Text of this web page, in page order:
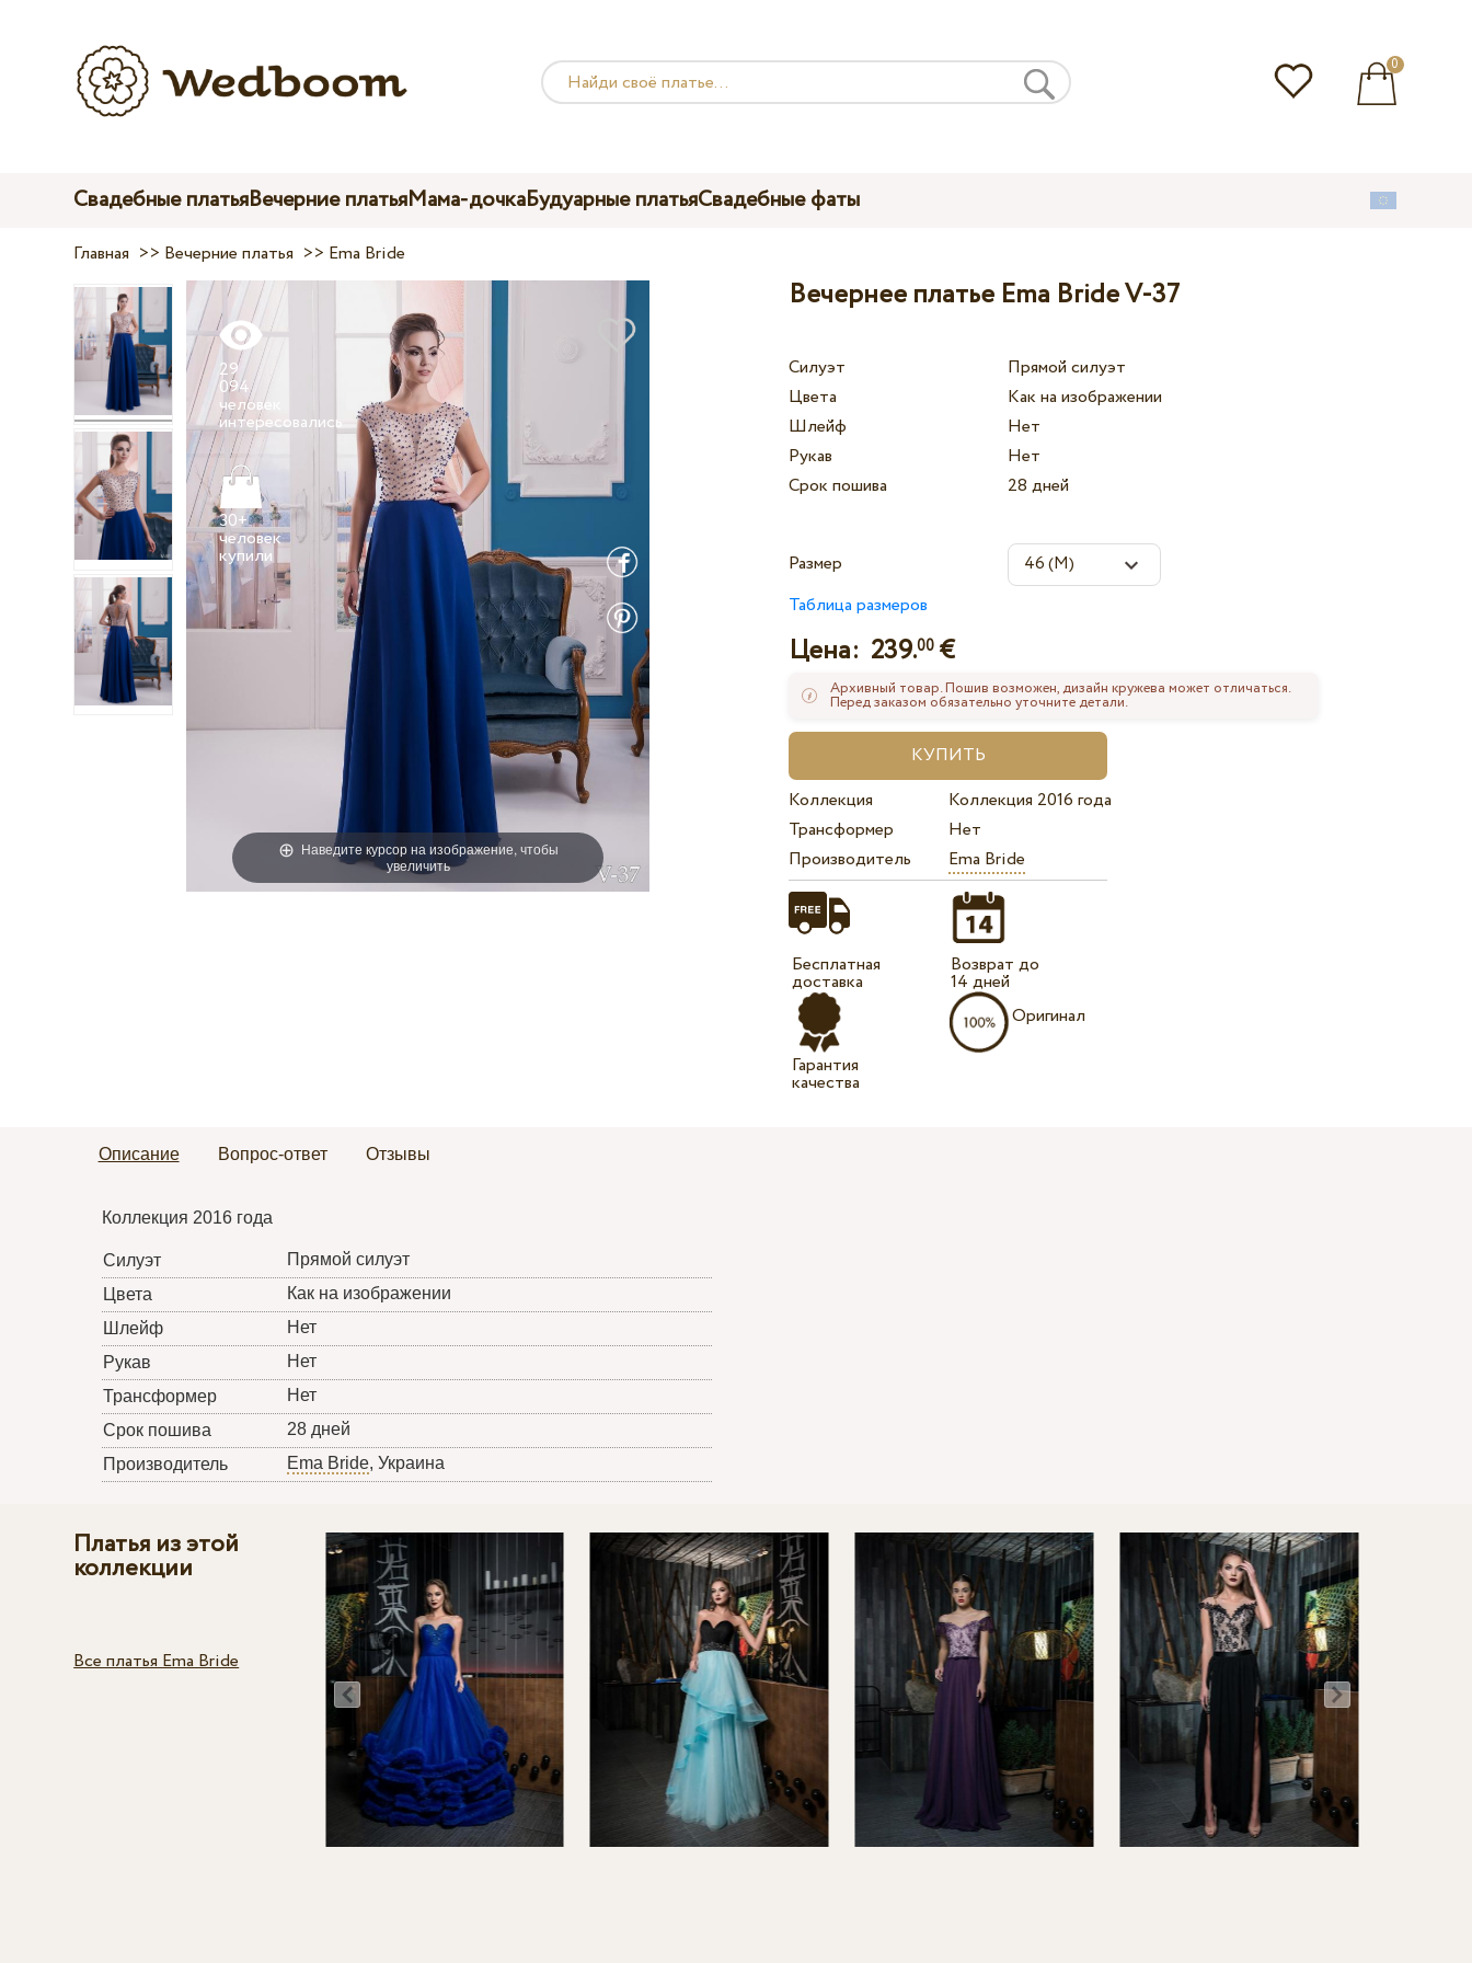
0
Свадебные платьяВечерние платьяМама-дочкаБудуарные платьяСвадебные фаты
Главная >> Вечерние платья >> Ema Bride
Наведите курсор на изображение, чтобы
увеличить
29
094
человек
30+
человек
Вечернее платье Ema Bride V-37
Силуэт
Прямой силуэт
Цвета
Как на изображении
Шлейф
Нет
Рукав
Нет
Срок пошива
28 дней
Размер
Таблица размеров
Цена: 239.00 €
Архивный товар. Пошив возможен, дизайн кружева может отличаться.
Перед заказом обязательно уточните детали.
Коллекция
Коллекция 2016 года
Трансформер
Нет
Производитель
Ema Bride
Бесплатная
доставка
Гарантия
качества
Возврат до
14 дней
Оригинал
Описание Вопрос-ответ Отзывы
Коллекция 2016 года
Силуэт
Прямой силуэт
Цвета
Как на изображении
Шлейф
Нет
Рукав
Нет
Трансформер
Нет
Срок пошива
28 дней
Производитель
Ema Bride, Украина
Платья из этой
коллекции
Все платья Ema Bride